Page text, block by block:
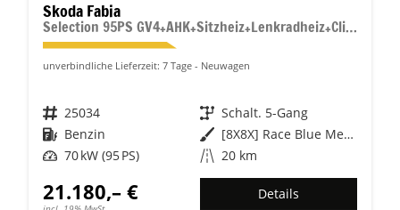
Skoda Fabia
Selection 95PS GV4+AHK+Sitzheiz+Lenkradheiz+Climatronic+Tempomat+PDC
unverbindliche Lieferzeit: 7 Tage Neuwagen
Fahrzeugnr. 25034 Getriebe Schalt. 5-Gang
Kraftstoff Benzin Außenfarbe
[8X8X] Race Blue Metallic
Leistung 70 kW (95 PS) Kilometerstand 20 km
21.180,– € Details